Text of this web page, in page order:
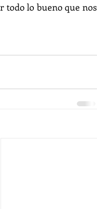
todo lo bueno que nos